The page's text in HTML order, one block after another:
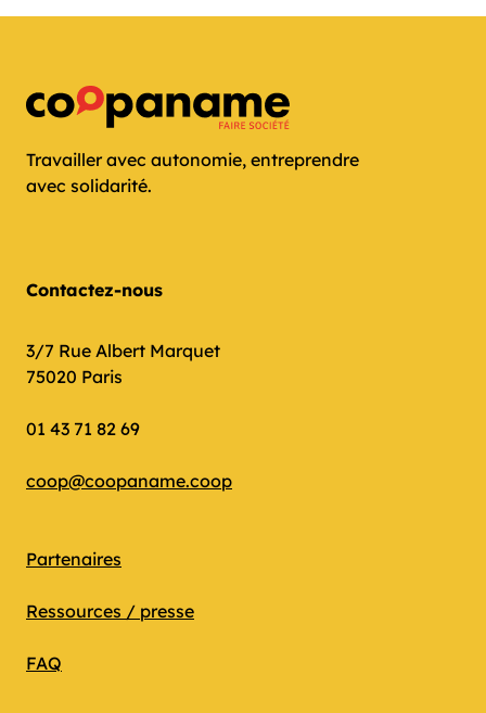
Travailler avec autonomie, entreprendre
avec solidarité.
Contactez-nous
3/7 Rue Albert Marquet
75020 Paris
01 43 71 82 69
coop@coopaname.coop
Partenaires
Ressources / presse
FAQ